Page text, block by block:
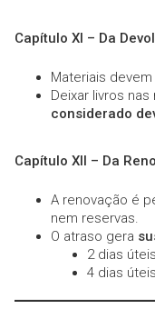
Capítulo XI – Da
Materiais
Deixar livros
considerado
Capítulo XII – Da
A renovação é
nem reservas.
O atraso gera
2 dias
4 dias